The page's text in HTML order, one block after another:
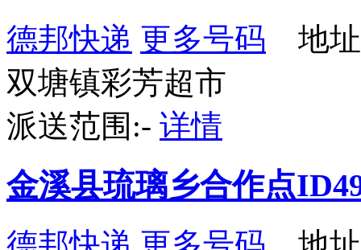
德邦快递 更多号码 地址
双塘镇彩芳超市
派送范围:- 详情
金溪县琉璃乡合作点